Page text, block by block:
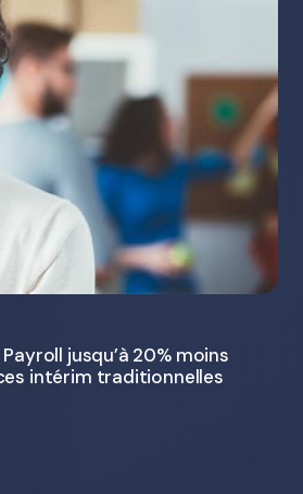
jusqu’à 20% moins
intérim traditionnelles